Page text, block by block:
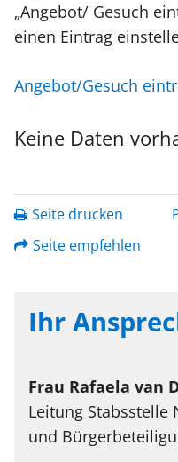
„Angebot/ Gesuch
einen Eintrag
Angebot/Gesuch
Keine Daten
Seite drucken
Seite empfehlen
Ihr
Frau Rafaela van
Leitung Stabsstelle
und